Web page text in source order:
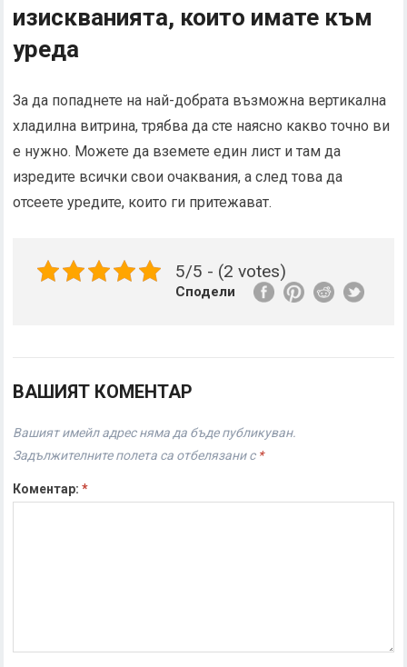
изискванията, които имате към
уреда
За да попаднете на най-добрата възможна вертикална
хладилна витрина, трябва да сте наясно какво точно ви
е нужно. Можете да вземете един лист и там да
изредите всички свои очаквания, а след това да
отсеете уредите, които ги притежават.
5/5 - (2 votes)
Сподели
ВАШИЯТ КОМЕНТАР
Вашият имейл адрес няма да бъде публикуван.
Задължителните полета са отбелязани с *
Коментар:*